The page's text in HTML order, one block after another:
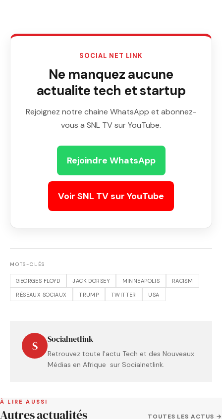
SOCIAL NET LINK
Ne manquez aucune
actualite tech et startup
Rejoignez notre chaine WhatsApp et abonnez-
vous a SNL TV sur YouTube.
Rejoindre WhatsApp
Voir SNL TV sur YouTube
MOTS-CLÉS
GEORGES FLOYD JACK DORSEY MINNEAPOLIS
RACISM
RÉSEAUX SOCIAUX
TRUMP TWITTER USA
S Socialnetlink
Retrouvez toute l'actu Tech et des Nouveaux
Médias en Afrique sur Socialnetlink.
À LIRE AUSSI
Autres actualités TOUTES LES ACTUS →